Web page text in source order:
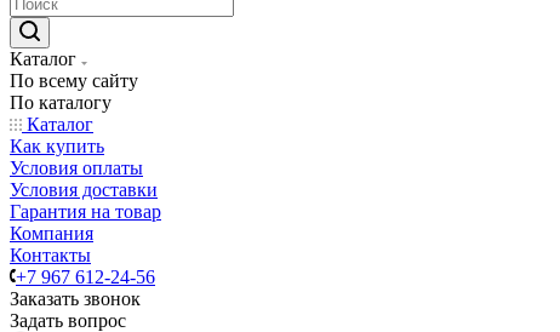
Каталог
По всему сайту
По каталогу
Каталог
Как купить
Условия оплаты
Условия доставки
Гарантия на товар
Компания
Контакты
+7 967 612-24-56
Заказать звонок
Задать вопрос